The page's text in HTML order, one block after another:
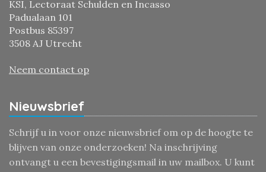
KSI, Lectoraat Schulden en Incasso
Padualaan 101
Postbus 85397
3508 AJ Utrecht
Neem contact op
Nieuwsbrief
Schrijf u in voor onze nieuwsbrief om op de hoogte te
blijven van onze onderzoeken! Na inschrijving
ontvangt u een bevestigingsmail in uw mailbox. U kunt